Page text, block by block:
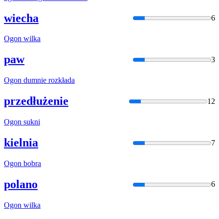
wiecha 6
Ogon wilka
paw 3
Ogon dumnie rozkłada
przedłużenie 12
Ogon sukni
kielnia 7
Ogon bobra
polano 6
Ogon wilka